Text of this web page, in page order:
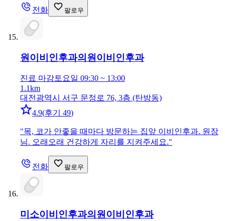
전화 팔로우
원이비인후과의원 이비인후과
진료 마감토요일 09:30 ~ 13:00
1.1km
대전광역시 서구 문정로 76, 3층 (탄방동)
4.9(후기 49)
"목, 코가 안좋을 때마다 방문하는 집앞 이비인후과. 원장
님. 오래오래 건강하게 자리를 지켜주세요."
전화 팔로우
미소이비인후과의원 이비인후과